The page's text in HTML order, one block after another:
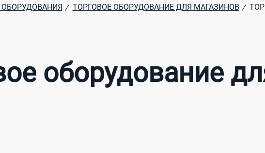
ОБОРУДОВАНИЯ / ТОРГОВОЕ ОБОРУДОВАНИЕ ДЛЯ МАГАЗИНОВ /
оборудование